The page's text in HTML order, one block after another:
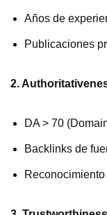
Años de
Publicaciones
2.
DA > 70
Backlinks de